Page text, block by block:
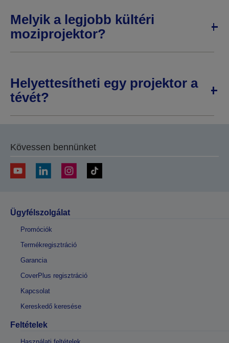
Melyik a legjobb kültéri
moziprojektor?
Helyettesítheti egy projektor a
tévét?
Kövessen bennünket
Ügyfélszolgálat
Promóciók
Termékregisztráció
Garancia
CoverPlus regisztráció
Kapcsolat
Kereskedő keresése
Feltételek